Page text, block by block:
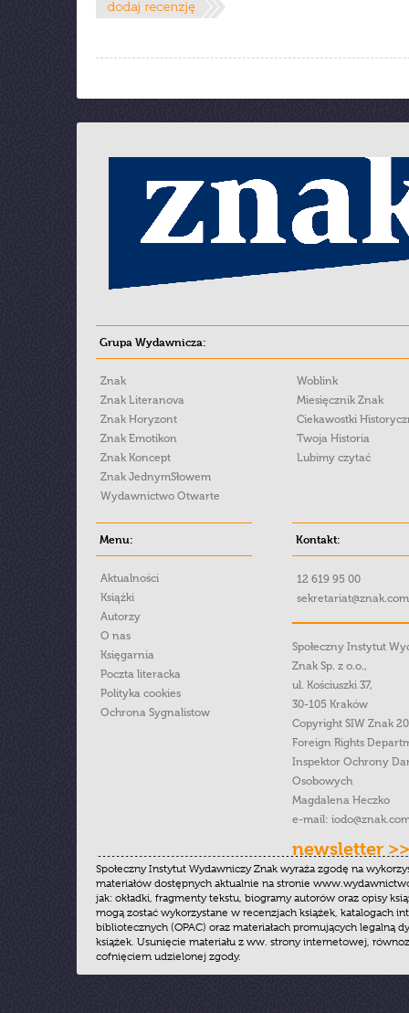
Grupa Wydawnicza:
Znak
Znak Literanova
Znak Horyzont
Znak Emotikon
Znak Koncept
Znak JednymSłowem
Wydawnictwo Otwarte
Woblink
Miesięcznik Znak
Ciekawostki
Twoja Historia
Lubimy czytać
Menu:
Aktualności
Książki
Autorzy
O nas
Księgarnia
Poczta literacka
Polityka cookies
Ochrona Sygnalistow
Kontakt:
12 619 95 00
Społeczny Instytut
Znak Sp. z o.o.,
ul. Kościuszki 37,
30-105 Kraków
Copyright SIW Znak
Foreign Rights
Inspektor Ochrony
Osobowych
Magdalena Heczko
e-mail:
newsletter >>
Społeczny Instytut Wydawniczy Znak wyraża zgodę na
materiałów dostępnych aktualnie na stronie
jak: okładki, fragmenty tekstu, biogramy autorów oraz opisy
mogą zostać wykorzystane w recenzjach książek, katalogach
bibliotecznych (OPAC) oraz materiałach promujących legalną
książek. Usunięcie materiału z ww. strony internetowej,
cofnięciem udzielonej zgody.